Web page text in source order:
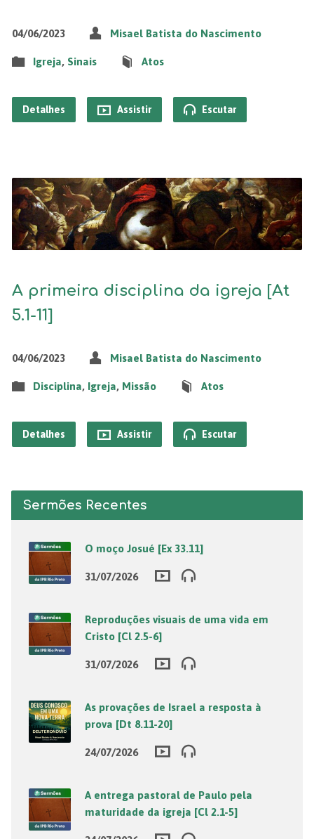
04/06/2023 Misael Batista do Nascimento
Igreja, Sinais Atos
Detalhes Assistir Escutar
A primeira disciplina da igreja [At
5.1-11]
04/06/2023 Misael Batista do Nascimento
Disciplina, Igreja, Missão Atos
Detalhes Assistir Escutar
Sermões Recentes
O moço Josué [Ex 33.11]
31/07/2026
Reproduções visuais de uma vida em
Cristo [Cl 2.5-6]
31/07/2026
As provações de Israel a resposta à
prova [Dt 8.11-20]
24/07/2026
A entrega pastoral de Paulo pela
maturidade da igreja [Cl 2.1-5]